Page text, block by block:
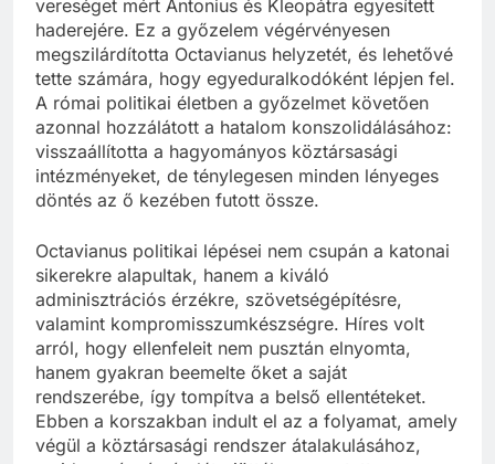
vereséget mért Antonius és Kleopátra egyesített
haderejére. Ez a győzelem végérvényesen
megszilárdította Octavianus helyzetét, és lehetővé
tette számára, hogy egyeduralkodóként lépjen fel.
A római politikai életben a győzelmet követően
azonnal hozzálátott a hatalom konszolidálásához:
visszaállította a hagyományos köztársasági
intézményeket, de ténylegesen minden lényeges
döntés az ő kezében futott össze.
Octavianus politikai lépései nem csupán a katonai
sikerekre alapultak, hanem a kiváló
adminisztrációs érzékre, szövetségépítésre,
valamint kompromisszumkészségre. Híres volt
arról, hogy ellenfeleit nem pusztán elnyomta,
hanem gyakran beemelte őket a saját
rendszerébe, így tompítva a belső ellentéteket.
Ebben a korszakban indult el az a folyamat, amely
végül a köztársasági rendszer átalakulásához,